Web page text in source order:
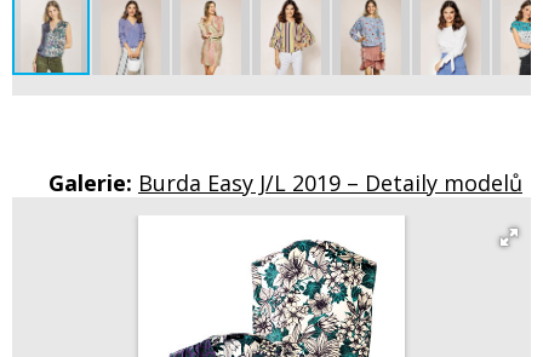
Galerie: Burda Easy J/L 2019 – Detaily modelů